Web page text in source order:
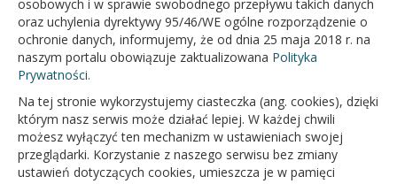
Czw 7:30 - 15:30
Pt 7:30 - 15:30
OFICJALNY SERWIS INTERNETOWY GMINY BIAŁOPOLE
osobowych i w sprawie swobodnego przepływu takich danych
oraz uchylenia dyrektywy 95/46/WE ogólne rozporządzenie o
ochronie danych, informujemy, że od dnia 25 maja 2018 r. na
naszym portalu obowiązuje zaktualizowana Polityka
Prywatności.
Na tej stronie wykorzystujemy ciasteczka (ang. cookies), dzięki
którym nasz serwis może działać lepiej. W każdej chwili
możesz wyłączyć ten mechanizm w ustawieniach swojej
przeglądarki. Korzystanie z naszego serwisu bez zmiany
ustawień dotyczących cookies, umieszcza je w pamięci